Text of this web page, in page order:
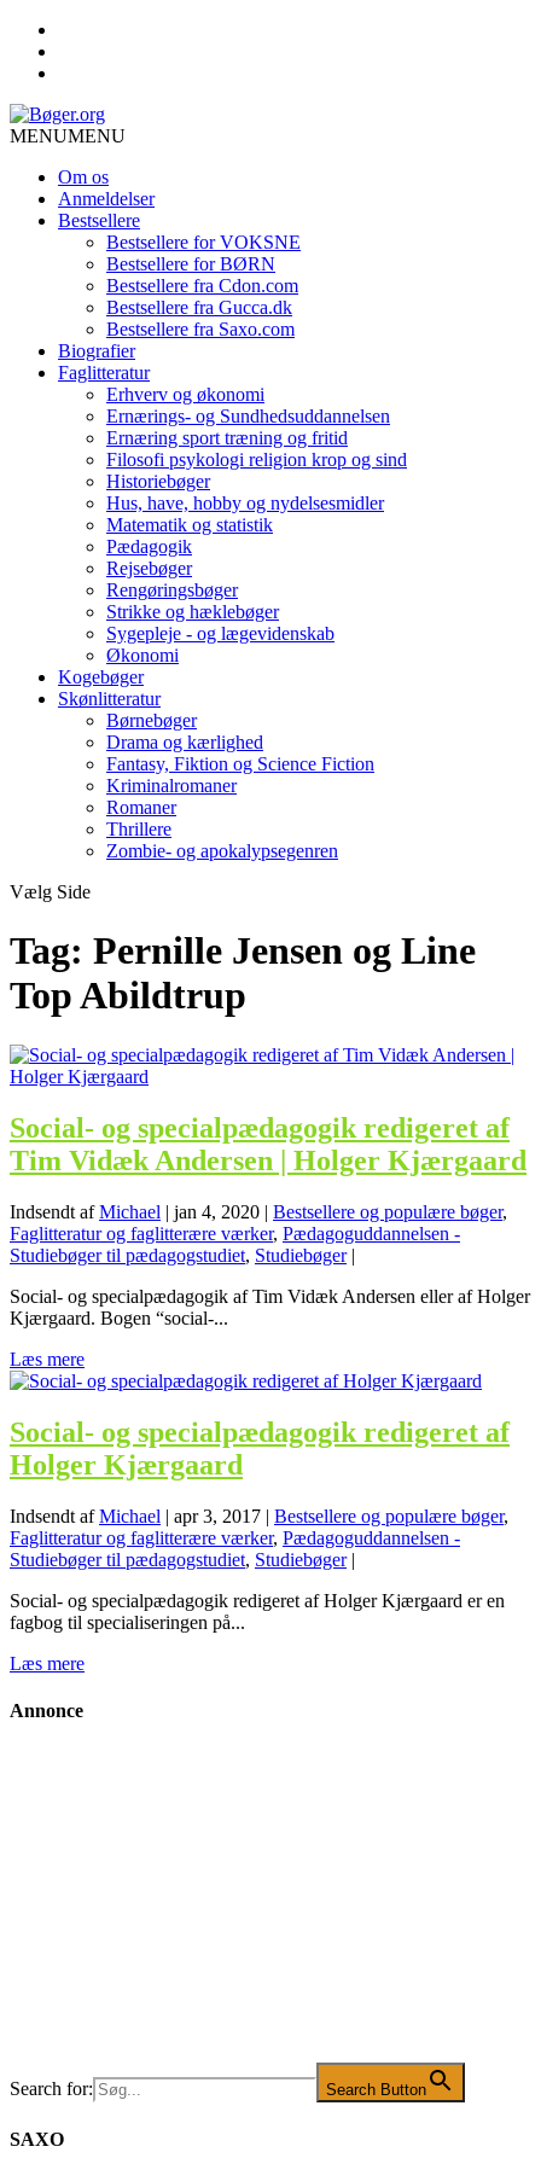
MENUMENU
Om os
Anmeldelser
Bestsellere
Bestsellere for VOKSNE
Bestsellere for BØRN
Bestsellere fra Cdon.com
Bestsellere fra Gucca.dk
Bestsellere fra Saxo.com
Biografier
Faglitteratur
Erhverv og økonomi
Ernærings- og Sundhedsuddannelsen
Ernæring sport træning og fritid
Filosofi psykologi religion krop og sind
Historiebøger
Hus, have, hobby og nydelsesmidler
Matematik og statistik
Pædagogik
Rejsebøger
Rengøringsbøger
Strikke og hæklebøger
Sygepleje - og lægevidenskab
Økonomi
Kogebøger
Skønlitteratur
Børnebøger
Drama og kærlighed
Fantasy, Fiktion og Science Fiction
Kriminalromaner
Romaner
Thrillere
Zombie- og apokalypsegenren
Vælg Side
Tag: Pernille Jensen og Line
Top Abildtrup
Social- og specialpædagogik redigeret af
Tim Vidæk Andersen | Holger Kjærgaard
Indsendt afMichael | jan 4, 2020 | Bestsellere og populære bøger,
Faglitteratur og faglitterære værker, Pædagoguddannelsen -
Studiebøger til pædagogstudiet, Studiebøger|
Social- og specialpædagogik af Tim Vidæk Andersen eller af Holger
Kjærgaard. Bogen “social-...
Læs mere
Social- og specialpædagogik redigeret af
Holger Kjærgaard
Indsendt afMichael | apr 3, 2017 | Bestsellere og populære bøger,
Faglitteratur og faglitterære værker, Pædagoguddannelsen -
Studiebøger til pædagogstudiet, Studiebøger|
Social- og specialpædagogik redigeret af Holger Kjærgaard er en
fagbog til specialiseringen på...
Læs mere
Annonce
Search for: Search Button
SAXO